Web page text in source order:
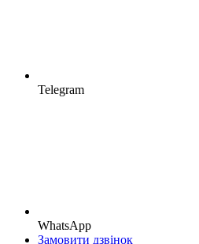
Telegram
WhatsApp
Замовити дзвінок